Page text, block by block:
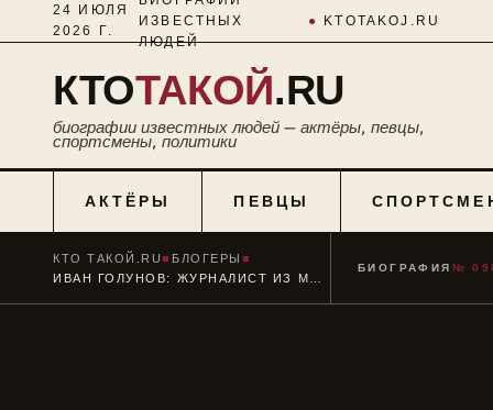
24 ИЮЛЯ
2026 Г.
ИЗВЕСТНЫХ
ЛЮДЕЙ
● KTOTAKOJ.RU
КТОТАКОЙ.RU
биографии известных людей — актёры, певцы,
спортсмены, политики
АКТЁРЫ ПЕВЦЫ
КТО ТАКОЙ.RU■ БЛОГЕРЫ ■
БИОГРАФИЯ №